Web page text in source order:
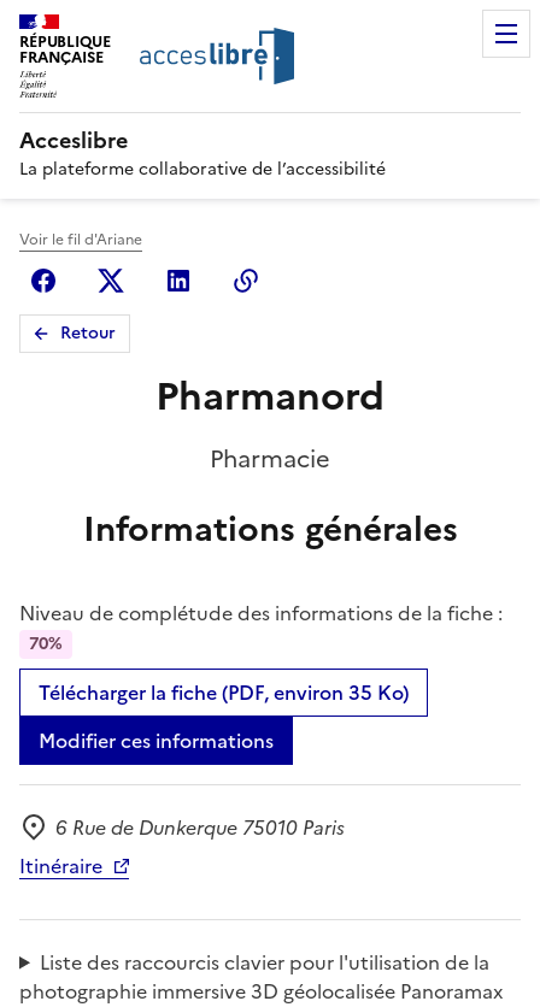
RÉPUBLIQUE
FRANÇAISE
Acceslibre
La plateforme collaborative de l’accessibilité
Voir le fil d'Ariane
FacebookX (anciennement Twitter)
Linkedin
Retour
Pharmanord
Pharmacie
Informations générales
Niveau de complétude des informations de la fiche :
70%
Télécharger la fiche (PDF, environ 35 Ko)
Modifier ces informations
Adresse
6 Rue de Dunkerque 75010 Paris
Itinéraire
Liste des raccourcis clavier pour l'utilisation de la
photographie immersive 3D géolocalisée Panoramax